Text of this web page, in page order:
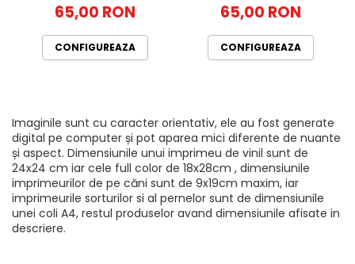
65,00 RON
CONFIGUREAZA
65,00 RON
CONFIGUREAZA
Imaginile sunt cu caracter orientativ, ele au fost generate
digital pe computer și pot aparea mici diferente de nuante
și aspect. Dimensiunile unui imprimeu de vinil sunt de
24x24 cm iar cele full color de 18x28cm , dimensiunile
imprimeurilor de pe căni sunt de 9x19cm maxim, iar
imprimeurile sorturilor si al pernelor sunt de dimensiunile
unei coli A4, restul produselor avand dimensiunile afisate in
descriere.